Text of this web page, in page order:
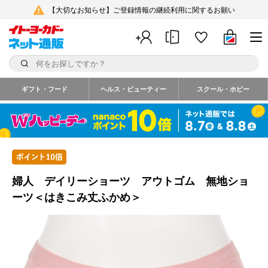
【大切なお知らせ】ご登録情報の継続利用に関するお願い
ギフト・フード ヘルス・ビューティー スクール・ホビー
婦人 デイリーショーツ アウトゴム 無地ショ
ーツ＜はきこみ丈ふかめ＞